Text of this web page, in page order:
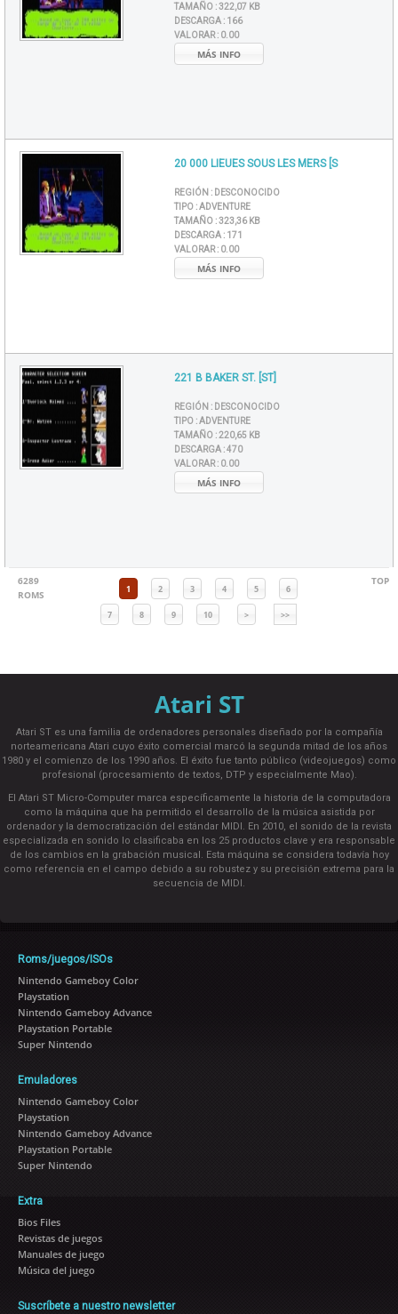
TAMAÑO :322,07 KB
DESCARGA : 166
VALORAR : 0.00
MÁS INFO
20 000 LIEUES SOUS LES MERS [S
REGIÓN : DESCONOCIDO
TIPO :ADVENTURE
TAMAÑO :323,36 KB
DESCARGA : 171
VALORAR : 0.00
MÁS INFO
221 B BAKER ST. [ST]
REGIÓN : DESCONOCIDO
TIPO :ADVENTURE
TAMAÑO :220,65 KB
DESCARGA :470
VALORAR : 0.00
MÁS INFO
6289
ROMS
1 2 3 4 5 6
7 8 9 10 > >>
TOP
Atari ST
Atari ST es una familia de ordenadores personales diseñado por la compañía
norteamericana Atari cuyo éxito comercial marcó la segunda mitad de los años
1980 y el comienzo de los 1990 años. El éxito fue tanto público (videojuegos) como
profesional (procesamiento de textos, DTP y especialmente Mao).
El Atari ST Micro-Computer marca específicamente la historia de la computadora
como la máquina que ha permitido el desarrollo de la música asistida por
ordenador y la democratización del estándar MIDI. En 2010, el sonido de la revista
especializada en sonido lo clasificaba en los 25 productos clave y era responsable
de los cambios en la grabación musical. Esta máquina se considera todavía hoy
como referencia en el campo debido a su robustez y su precisión extrema para la
secuencia de MIDI.
Roms/juegos/ISOs
Nintendo Gameboy Color
Playstation
Nintendo Gameboy Advance
Playstation Portable
Super Nintendo
Emuladores
Nintendo Gameboy Color
Playstation
Nintendo Gameboy Advance
Playstation Portable
Super Nintendo
Extra
Bios Files
Revistas de juegos
Manuales de juego
Música del juego
Suscríbete a nuestro newsletter